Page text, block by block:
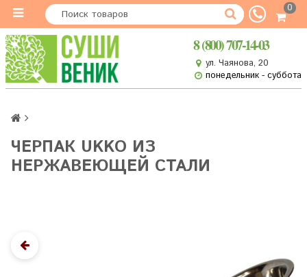
0
8 (800) 707-14-03
ул. Чаянова, 20
понедельник - суббота
ЧЕРПАК UKKO ИЗ
НЕРЖАВЕЮЩЕЙ СТАЛИ